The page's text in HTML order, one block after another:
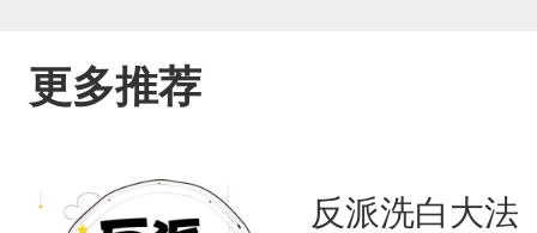
更多推荐
反派洗白大法